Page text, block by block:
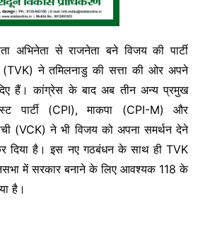
अभिनेता से राजनेता बने विजय की पार्टी
(TVK) ने तमिलनाडु की सत्ता की ओर अपने
हैं। कांग्रेस के बाद अब तीन अन्य प्रमुख
पार्टी (CPI), माकपा (CPI-M) और
(VCK) ने भी विजय को अपना समर्थन देने
दिया है। इस नए गठबंधन के साथ ही TVK
में सरकार बनाने के लिए आवश्यक 118 के
है।